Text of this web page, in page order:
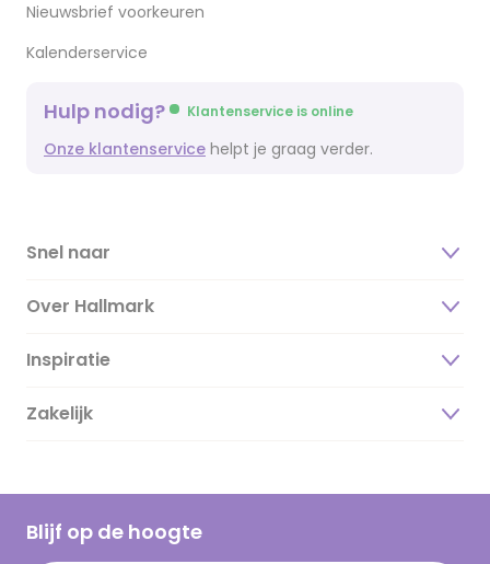
Nieuwsbrief voorkeuren
Kalenderservice
Hulp nodig? Klantenservice is online
Onze klantenservice helpt je graag verder.
Snel naar
Over Hallmark
Over ons
Duurzaamheid
Hallmark Kaartclub
Inspiratie
Magazine
Cadeau inspiratie
Kaartinspiratie
Zakelijk
Blijf op de hoogte